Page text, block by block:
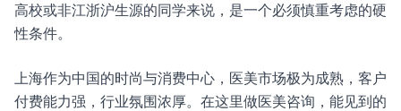
高校或非江浙沪生源的同学来说，是一个必须慎重考虑的硬
性条件。
上海作为中国的时尚与消费中心，医美市场极为成熟，客户
付费能力强，行业氛围浓厚。在这里做医美咨询，能见到的